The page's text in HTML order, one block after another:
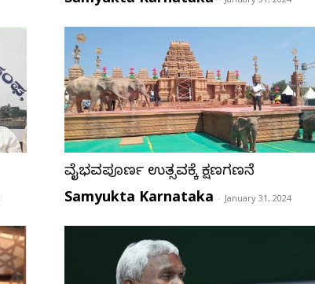
ವೈಭವಪೂರ್ಣ ಉತ್ಸವಕ್ಕೆ ಕ್ಷಣಗಣನೆ
Samyukta Karnataka - January 31, 2024